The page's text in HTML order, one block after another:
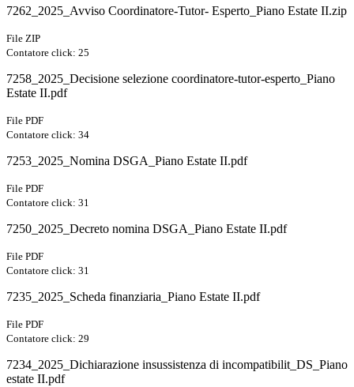
7262_2025_Avviso Coordinatore-Tutor- Esperto_Piano Estate II.zip
File ZIP
Contatore click: 25
7258_2025_Decisione selezione coordinatore-tutor-esperto_Piano
Estate II.pdf
File PDF
Contatore click: 34
7253_2025_Nomina DSGA_Piano Estate II.pdf
File PDF
Contatore click: 31
7250_2025_Decreto nomina DSGA_Piano Estate II.pdf
File PDF
Contatore click: 31
7235_2025_Scheda finanziaria_Piano Estate II.pdf
File PDF
Contatore click: 29
7234_2025_Dichiarazione insussistenza di incompatibilit_DS_Piano
estate II.pdf